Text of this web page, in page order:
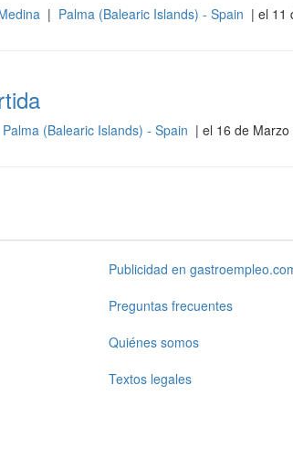
| Palma (Balearic Islands) - Spain | el 11
Palma (Balearic Islands) - Spain | el 16 de
Publicidad en
Preguntas frecuentes
Quiénes somos
Textos legales